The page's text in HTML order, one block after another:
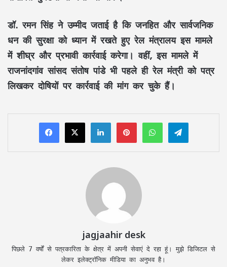
डॉ. रमन सिंह ने उम्मीद जताई है कि जनहित और सार्वजनिक
धन की सुरक्षा को ध्यान में रखते हुए रेल मंत्रालय इस मामले
में शीघ्र और प्रभावी कार्रवाई करेगा। वहीं, इस मामले में
राजनांदगांव सांसद संतोष पांडेभी पहले ही रेल मंत्री को पत्र
लिखकर दोषियों पर कार्रवाई की मांग कर चुके हैं।
LinkedInPinterestWhatsAppTelegram
jagjaahir desk
पिछले 7 वर्षों से पत्रकारिता के क्षेत्र में अपनी सेवाएं दे रहा हूं। मुझे डिजिटल से
लेकर इलेक्ट्रॉनिक मीडिया का अनुभव है।